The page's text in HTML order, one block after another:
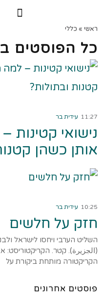
ראשי » כללי
כל הפוסטים ב
11:27 עידית בר
נישואי קטינות
אותן כשהן
10:25 עידית בר
חזק על חלשים
השליט הערבי ויחסו לישראל
(الجزيرة). קטר. הקריקטוריסט:
הקריקטורה מותחת ביקורת על
פוסטים אחרונים